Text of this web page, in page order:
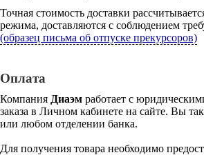
Точная стоимость доставки
режима, доставляются с соблюдением
(образец письма об отпуске прекурсоров)
Оплата
Компания Диаэм работает с
заказа в Личном кабинете на сайте. Вы
или любом отделении банка.
Для получения товара необходимо